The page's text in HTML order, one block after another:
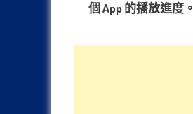
個 App 的播放進度。